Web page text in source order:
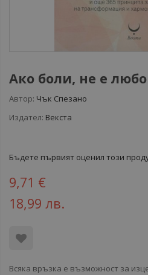
Ако боли, не е
Автор: Чък Спезано
Издател: Векста
Бъдете първият оценил този
9,71 €
18,99 лв.
Всяка връзка е възможност за